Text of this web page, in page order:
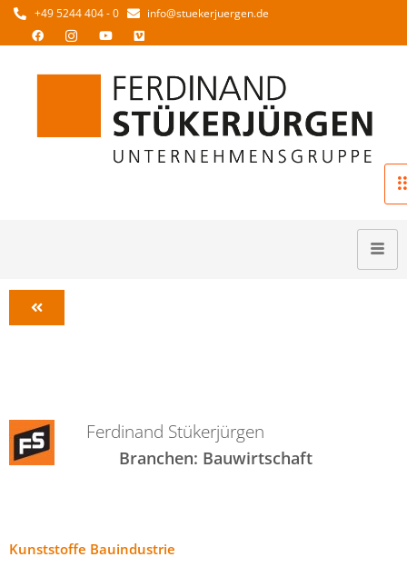
+49 5244 404 - 0 info@stuekerjuergen.de
Ferdinand Stükerjürgen
Branchen: Bauwirtschaft
Kunststoffe Bauindustrie